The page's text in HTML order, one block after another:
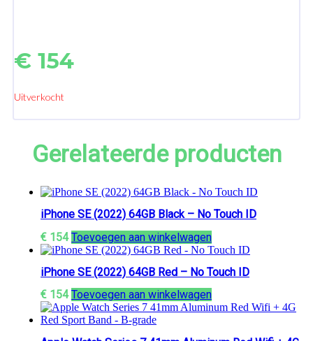
€ 154
Uitverkocht
Gerelateerde producten
iPhone SE (2022) 64GB Black – No Touch ID
€ 154 Toevoegen aan winkelwagen
iPhone SE (2022) 64GB Red – No Touch ID
€ 154 Toevoegen aan winkelwagen